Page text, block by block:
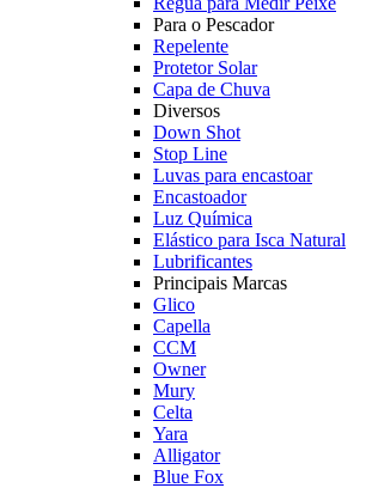
Para o Pescador
Repelente
Protetor Solar
Capa de Chuva
Diversos
Down Shot
Stop Line
Luvas para encastoar
Encastoador
Luz Química
Elástico para Isca Natural
Lubrificantes
Principais Marcas
Glico
Capella
CCM
Owner
Mury
Celta
Yara
Alligator
Blue Fox